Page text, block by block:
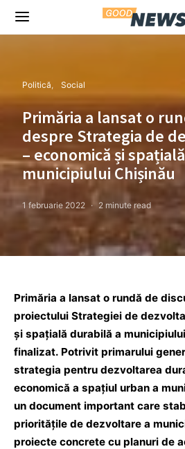
Politică Social
Primăria a lansat o
despre Strategia de
– economică și
municipiului Chișinău
1 februarie 2022 2 minute read
Primăria a lansat o rundă de
proiectului Strategiei de
și spațială durabilă a
finalizat. Potrivit primarului
strategia pentru dezvoltarea
economică a spațiul urban a
un document important care
prioritățile de dezvoltare a
proiecte concrete cu planuri de